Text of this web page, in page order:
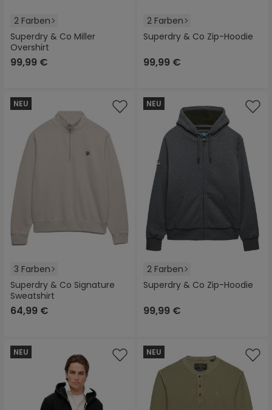
2 Farben
Superdry & Co Miller
Overshirt
99,99 €
2 Farben
Superdry & Co Zip-Hoodie
99,99 €
NEU
3 Farben
Superdry & Co Signature
Sweatshirt
64,99 €
NEU
2 Farben
Superdry & Co Zip-Hoodie
99,99 €
NEU NEU